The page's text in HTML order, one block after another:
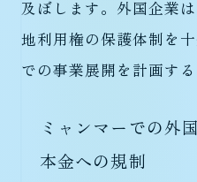
及ぼします。外国企業
地利用権の保護体制を
での事業展開を計画す
ミャンマーでの外
本金への規制